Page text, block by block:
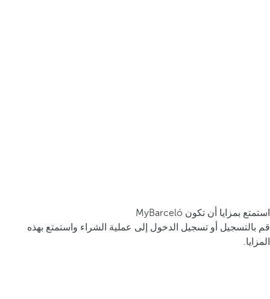
استمتع بمزايا أن تكون MyBarceló
قم بالتسجيل أو تسجيل الدخول إلى عملية الشراء واستمتع بهذه
المزايا.